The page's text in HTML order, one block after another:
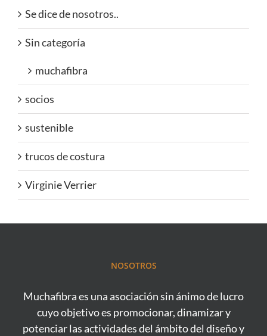
Se dice de nosotros..
Sin categoría
muchafibra
socios
sustenible
trucos de costura
Virginie Verrier
NOSOTROS
Muchafibra es una asociación sin ánimo de lucro
cuyo objetivo es promocionar, dinamizar y
potenciar las actividades del ámbito del diseño y